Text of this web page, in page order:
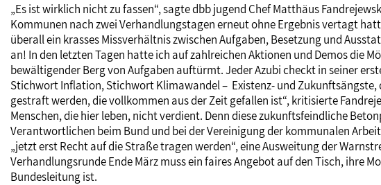
„Es ist wirklich nicht zu fassen“, sagte dbb jugend Chef Matthäus
Kommunen nach zwei Verhandlungstagen erneut ohne Ergebnis vertagt
überall ein krasses Missverhältnis zwischen Aufgaben, Besetzung und
an! In den letzten Tagen hatte ich auf zahlreichen Aktionen und Demos die
bewältigender Berg von Aufgaben auftürmt. Jeder Azubi checkt in seiner
Stichwort Inflation, Stichwort Klimawandel – Existenz- und
gestraft werden, die vollkommen aus der Zeit gefallen ist“, kritisierte
Menschen, die hier leben, nicht verdient. Denn diese zukunftsfeindliche
Verantwortlichen beim Bund und bei der Vereinigung der kommunalen
„jetzt erst Recht auf die Straße tragen werden“, eine Ausweitung der
Verhandlungsrunde Ende März muss ein faires Angebot auf den Tisch, ihre
Bundesleitung ist.